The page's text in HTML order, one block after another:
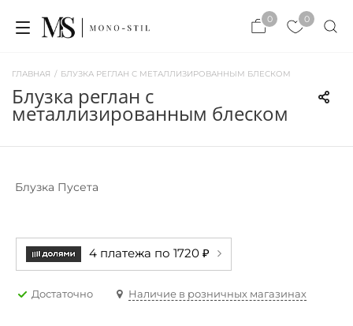
0
0
ЗАКРЫТЬ ×
×
ГЛАВНАЯ / БЛУЗКА РЕГЛАН С МЕТАЛЛИЗИРОВАННЫМ БЛЕСКОМ
блузка реглан с
металлизированным блеском
Блузка Пусета
4 платежа по 1720 ₽
Достаточно Наличие в розничных магазинах